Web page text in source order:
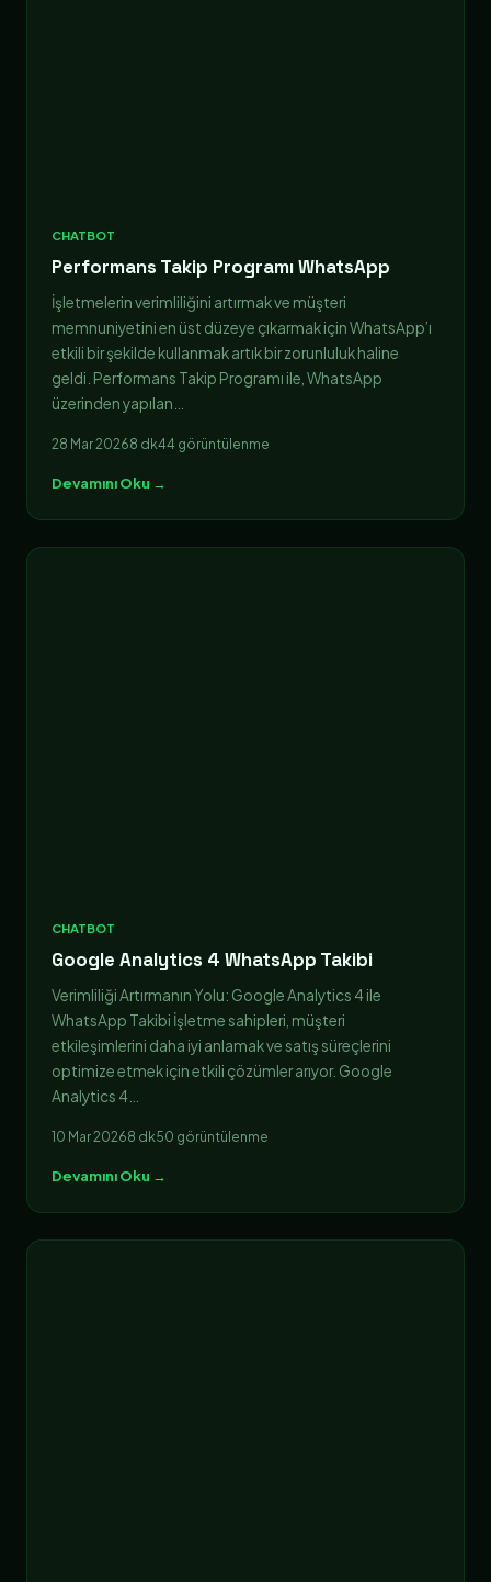
CHATBOT
Performans Takip Programı WhatsApp
İşletmelerin verimliliğini artırmak ve müşteri
memnuniyetini en üst düzeye çıkarmak için WhatsApp’ı
etkili bir şekilde kullanmak artık bir zorunluluk haline
geldi. Performans Takip Programı ile, WhatsApp
üzerinden yapılan…
28 Mar 20268 dk44 görüntülenme
Devamını Oku →
CHATBOT
Google Analytics 4 WhatsApp Takibi
Verimliliği Artırmanın Yolu: Google Analytics 4 ile
WhatsApp Takibi İşletme sahipleri, müşteri
etkileşimlerini daha iyi anlamak ve satış süreçlerini
optimize etmek için etkili çözümler arıyor. Google
Analytics 4…
10 Mar 20268 dk50 görüntülenme
Devamını Oku →